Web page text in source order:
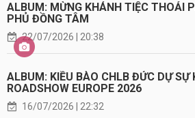
ALBUM: MỪNG KHÁNH TIỆC THOẢI
PHỦ ĐỒNG TÂM
22/07/2026 | 20:38
ALBUM: KIỀU BÀO CHLB ĐỨC DỰ SỰ
ROADSHOW EUROPE 2026
16/07/2026 | 22:32